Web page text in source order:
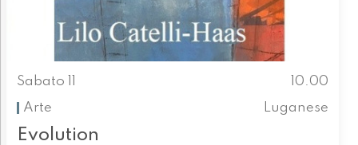
Sabato 11
10.00
Arte
Luganese
Evolution